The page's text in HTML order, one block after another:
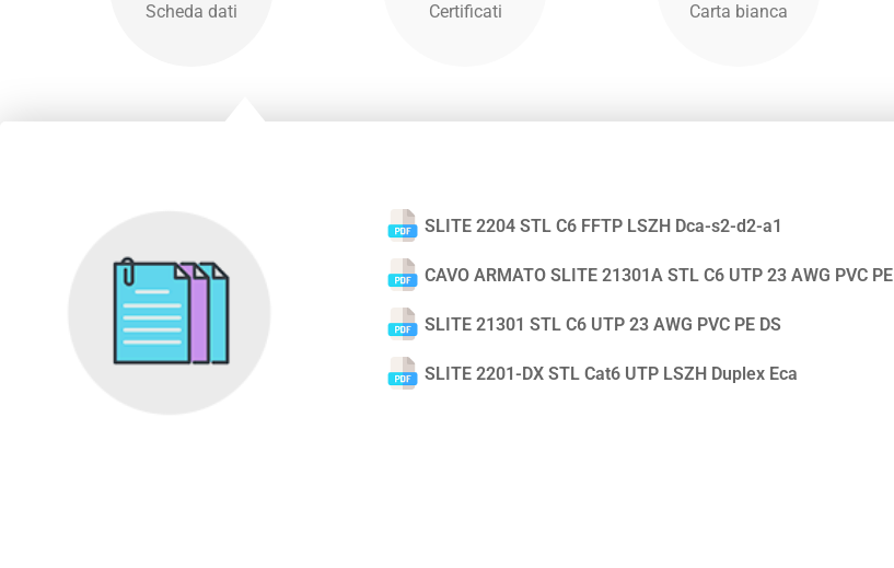
Scheda dati Certificati Carta bianca
SLITE 2204 STL C6 FFTP LSZH Dca-s2-d2-a1
CAVO ARMATO SLITE 21301A STL C6 UTP 23 AWG PVC PE
SLITE 21301 STL C6 UTP 23 AWG PVC PE DS
SLITE 2201-DX STL Cat6 UTP LSZH Duplex Eca